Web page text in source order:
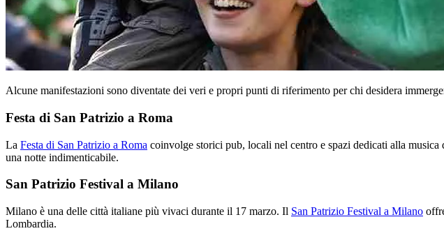
Alcune manifestazioni sono diventate dei veri e propri punti di riferimento per chi desidera
Festa di San Patrizio a Roma
La Festa di San Patrizio a Roma coinvolge storici pub, locali nel centro e spazi dedicati alla
una notte indimenticabile.
San Patrizio Festival a Milano
Milano è una delle città italiane più vivaci durante il 17 marzo. Il San Patrizio Festival a Milano
Lombardia.